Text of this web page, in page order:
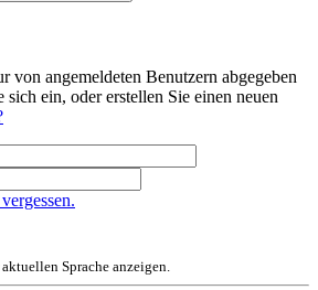
von angemeldeten Benutzern abgegeben
ein, oder erstellen Sie einen neuen
Sprache anzeigen.